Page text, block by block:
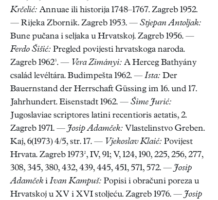
Krčelić: Annuae ili historija 1748–1767. Zagreb 1952.
— Rijeka Zbornik. Zagreb 1953. — Stjepan Antoljak:
Bune pučana i seljaka u Hrvatskoj. Zagreb 1956. —
Ferdo Šišić: Pregled povijesti hrvatskoga naroda.
Zagreb 1962³. — Vera Zimányi: A Herceg Bathyány
család levéltára. Budimpešta 1962. — Ista: Der
Bauernstand der Herrschaft Güssing im 16. und 17.
Jahrhundert. Eisenstadt 1962. — Šime Jurić:
Jugoslaviae scriptores latini recentioris aetatis, 2.
Zagreb 1971. — Josip Adamček: Vlastelinstvo Greben.
Kaj, 6(1973) 4/5, str. 17. — Vjekoslav Klaić: Povijest
Hrvata. Zagreb 1973², IV, 91; V, 124, 190, 225, 256, 277,
308, 345, 380, 432, 439, 445, 451, 571, 572. — Josip
Adamček i Ivan Kampuš: Popisi i obračuni poreza u
Hrvatskoj u XV i XVI stoljeću. Zagreb 1976. — Josip